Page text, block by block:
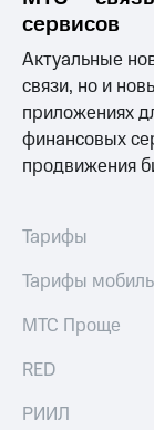
и
аудит
Рынок
акций
Рынок
сервисов
Актуальные
связи, но и
приложениях
финансовых
продвижения
Тарифы
Тарифы
МТС Проще
RED
РИИЛ